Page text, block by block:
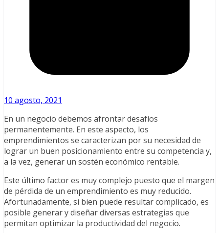
10 agosto, 2021
En un negocio debemos afrontar desafíos
permanentemente. En este aspecto, los
emprendimientos se caracterizan por su necesidad de
lograr un buen posicionamiento entre su competencia y,
a la vez, generar un sostén económico rentable.
Este último factor es muy complejo puesto que el margen
de pérdida de un emprendimiento es muy reducido.
Afortunadamente, si bien puede resultar complicado, es
posible generar y diseñar diversas estrategias que
permitan optimizar la productividad del negocio.